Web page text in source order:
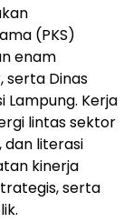
(PKS)
enam
serta Dinas
Lampung. Kerja
lintas sektor
literasi
kinerja
serta